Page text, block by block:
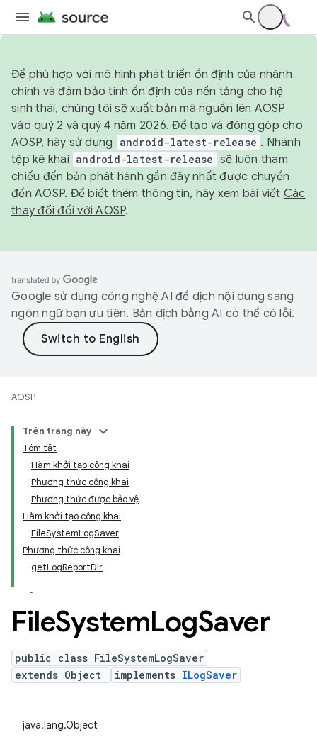
Để phù hợp với mô hình phát triển ổn định của nhánh
chính và đảm bảo tính ổn định của nền tảng cho hệ
sinh thái, chúng tôi sẽ xuất bản mã nguồn lên AOSP
vào quý 2 và quý 4 năm 2026. Để tạo và đóng góp cho
AOSP, hãy sử dụng
android-latest-release . Nhánh
tệp kê khai android-latest-release sẽ luôn tham
chiếu đến bản phát hành gần đây nhất được chuyển
đến AOSP. Để biết thêm thông tin, hãy xem bài viết Các
thay đổi đối với AOSP.
Google sử dụng công nghệ AI để dịch nội dung sang
ngôn ngữ bạn ưu tiên. Bản dịch bằng AI có thể có lỗi.
AOSP
Trên trang này
Tóm tắt
Hàm khởi tạo công khai
Phương thức công khai
Phương thức được bảo vệ
Hàm khởi tạo công khai
FileSystemLogSaver
Phương thức công khai
getLogReportDir
FileSystemLogSaver
public class FileSystemLogSaver
extends Object
implements ILogSaver
java.lang.Object